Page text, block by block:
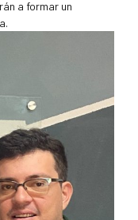
a formar un